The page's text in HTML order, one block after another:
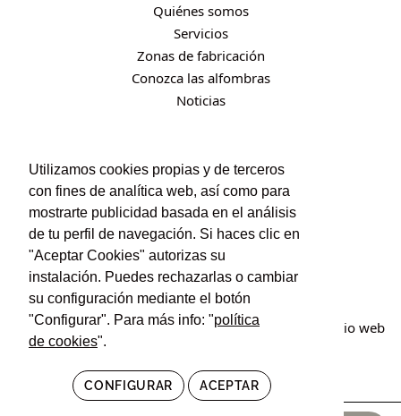
Quiénes somos
Servicios
Zonas de fabricación
Conozca las alfombras
Noticias
Contacto
Política de privacidad
Política de cookies
Condiciones de uso y contratación
© Irán Alfombras. Todos los derechos reservados. Sitio web
Utilizamos cookies propias y de terceros
con fines de analítica web, así como para
mostrarte publicidad basada en el análisis
de tu perfil de navegación. Si haces clic en
"Aceptar Cookies" autorizas su
instalación. Puedes rechazarlas o cambiar
su configuración mediante el botón
"Configurar". Para más info: "política
de cookies".
CONFIGURAR ACEPTAR